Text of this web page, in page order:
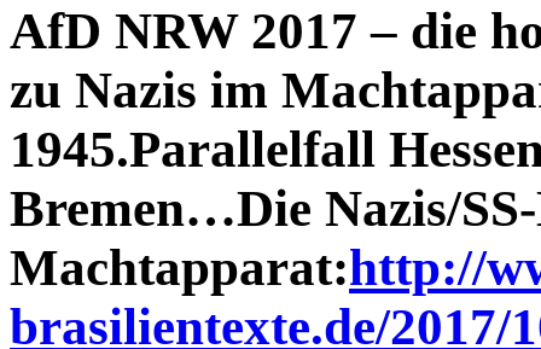
AfD NRW 2017 – die
zu Nazis im
1945.Parallelfall
Bremen…Die Nazis/
Machtapparat:http://
brasilientexte.de/2017/